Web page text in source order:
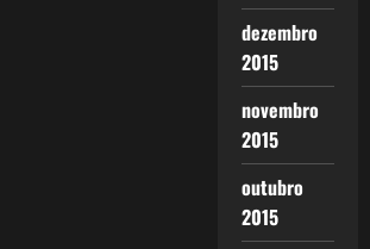
dezembro
2015
novembro
2015
outubro
2015